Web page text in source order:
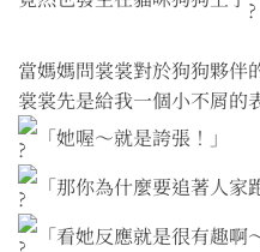
當媽媽問裳裳對於狗狗夥伴
裳裳先是給我一個小不屑的
「她喔～就是誇張！」
「那你為什麼要追著人家
「看她反應就是很有趣啊